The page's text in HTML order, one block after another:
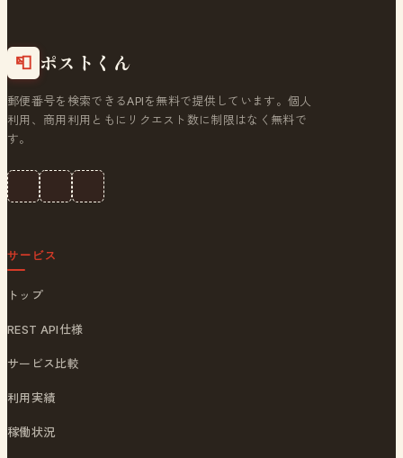
📮 ポストくん
郵便番号を検索できるAPIを無料で提供しています。個人
利用、商用利用ともにリクエスト数に制限はなく無料で
す。
サービス
トップ
REST API仕様
サービス比較
利用実績
稼働状況